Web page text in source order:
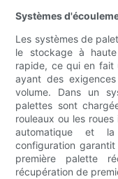
Systèmes
Les systèmes de
le stockage à
rapide, ce qui en fait
ayant des
volume. Dans un
palettes sont
rouleaux ou les
automatique et
configuration
première palette
récupération de